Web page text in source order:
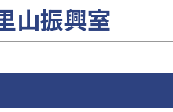
山振興室